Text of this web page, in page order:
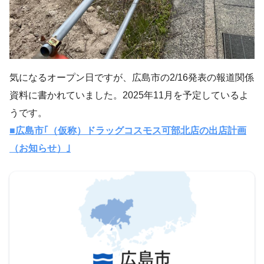
気になるオープン日ですが、広島市の2/16発表の報道関係
資料に書かれていました。2025年11月を予定しているよ
うです。
■広島市｢（仮称）ドラッグコスモス可部北店の出店計画
（お知らせ）｣